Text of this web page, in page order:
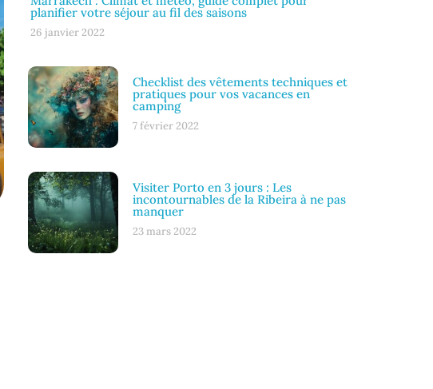
planifier votre séjour au fil des saisons
26 janvier 2022
Checklist des vêtements techniques et
pratiques pour vos vacances en
camping
7 février 2022
Visiter Porto en 3 jours : Les
incontournables de la Ribeira à ne pas
manquer
23 mars 2022